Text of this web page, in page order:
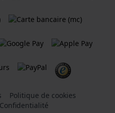
Politique de cookies